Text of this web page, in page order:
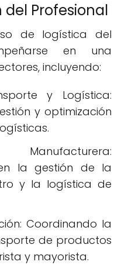
Profesional
de logística del
en una
incluyendo:
y Logística:
y optimización
la gestión de la
y la logística de
Coordinando la
de productos
y mayorista.